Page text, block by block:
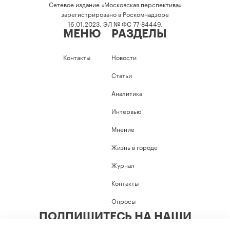
Сетевое издание «Московская перспектива»
зарегистрировано в Роскомнадзоре
16.01.2023, ЭЛ № ФС 77-84449.
МЕНЮ
Контакты
РАЗДЕЛЫ
Новости
Статьи
Аналитика
Интервью
Мнение
Жизнь в городе
Журнал
Контакты
Опросы
ПОДПИШИТЕСЬ НА НАШИ